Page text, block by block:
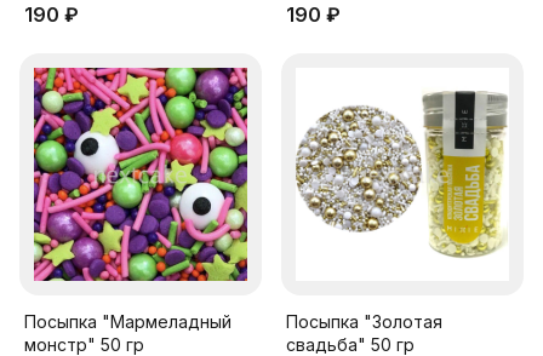
190 ₽ 190 ₽
Посыпка "Мармеладный
монстр" 50 гр
Посыпка "Золотая
свадьба" 50 гр